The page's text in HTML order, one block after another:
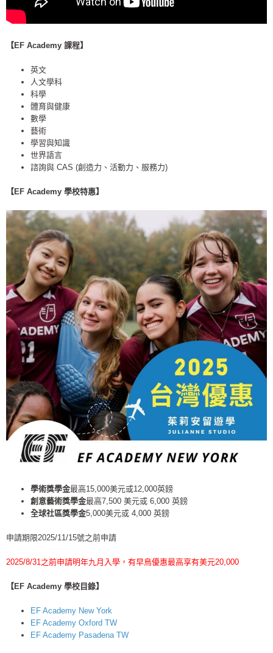
【EF Academy 課程】
英文
人文學科
科學
體育與健康
數學
藝術
學習與知識
世界語言
諮詢與 CAS (創造力、活動力、服務力)
【EF Academy 學校特惠】
學術獎學金最高15,000美元或12,000英鎊
創意藝術獎學金最高7,500 美元或 6,000 英鎊
全球社區獎學金5,000美元或 4,000 英鎊
申請期限2025/11/15號之前申請
2025/8/31之前申請明年九月入學，有早鳥優惠最高享有美元20,000
【EF Academy 學校目錄】
EF Academy New York
EF Academy Oxford TW
EF Academy Pasadena TW